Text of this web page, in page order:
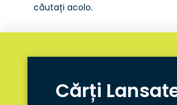
căutați acolo.
Cărți